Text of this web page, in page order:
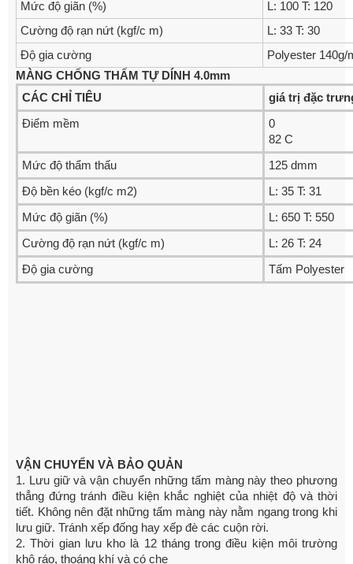
Mức độ giãn (%)
L: 100 T: 120
Cường độ rạn nứt (kgf/c m)
L: 33 T: 30
Độ gia cường
Polyester 140g/
MÀNG CHỐNG THẤM TỰ DÍNH 4.0mm
CÁC CHỈ TIÊU giá trị đặc
Điểm mềm
0
82 C
Mức độ thẩm thấu
125 dmm
Độ bền kéo (kgf/c m2)
L: 35 T: 31
Mức độ giãn (%)
L: 650 T: 550
Cường độ rạn nứt (kgf/c m)
L: 26 T: 24
Độ gia cường
Tấm Polyester
VẬN CHUYỂN VÀ BẢO QUẢN
1. Lưu giữ và vận chuyển những tấm màng này theo phương
thẳng đứng tránh điều kiện khắc nghiệt của nhiệt độ và thời
tiết. Không nên đặt những tấm màng này nằm ngang trong khi
lưu giữ. Tránh xếp đống hay xếp đè các cuộn rời.
2. Thời gian lưu kho là 12 tháng trong điều kiện môi trường
khô ráo, thoáng khí và có che